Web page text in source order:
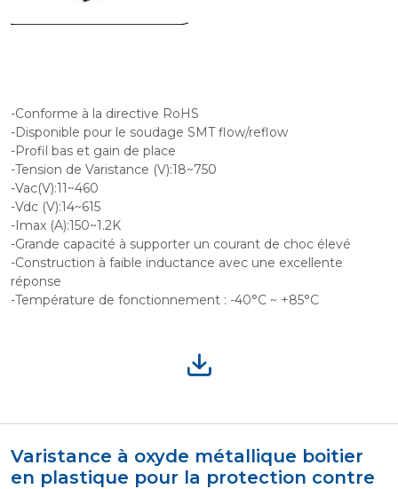
-Conforme à la directive RoHS
-Disponible pour le soudage SMT flow/reflow
-Profil bas et gain de place
-Tension de Varistance (V):18~750
-Vac(V):11~460
-Vdc (V):14~615
-Imax (A):150~1.2K
-Grande capacité à supporter un courant de choc élevé
-Construction à faible inductance avec une excellente
réponse
-Température de fonctionnement : -40°C ~ +85°C
Varistance à oxyde métallique boitier
en plastique pour la protection contre